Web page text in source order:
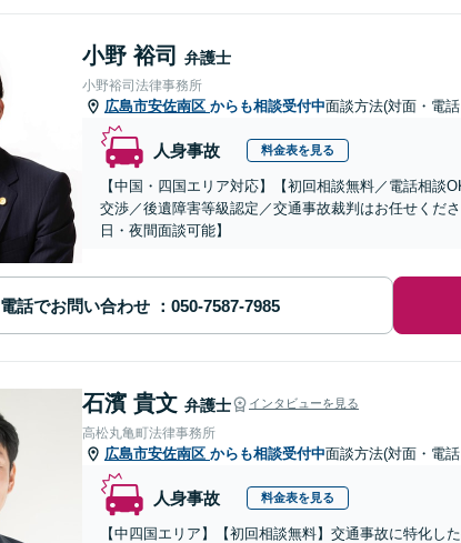
小野 裕司 弁護士
小野裕司法律事務所
広島市安佐南区 からも相談受付中面談方法(対面・電
人身事故 料金表を見る
【中国・四国エリア対応】【初回相談無料／電話相談
交渉／後遺障害等級認定／交通事故裁判はお任せくだ
日・夜間面談可能】
電話でお問い合わせ
石濱 貴文 弁護士 インタビューを見る
高松丸亀町法律事務所
広島市安佐南区 からも相談受付中面談方法(対面・電
人身事故 料金表を見る
【中四国エリア】【初回相談無料】交通事故に特化